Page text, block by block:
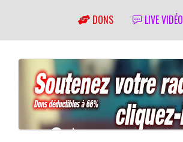
DONS LIVE VIDÉO